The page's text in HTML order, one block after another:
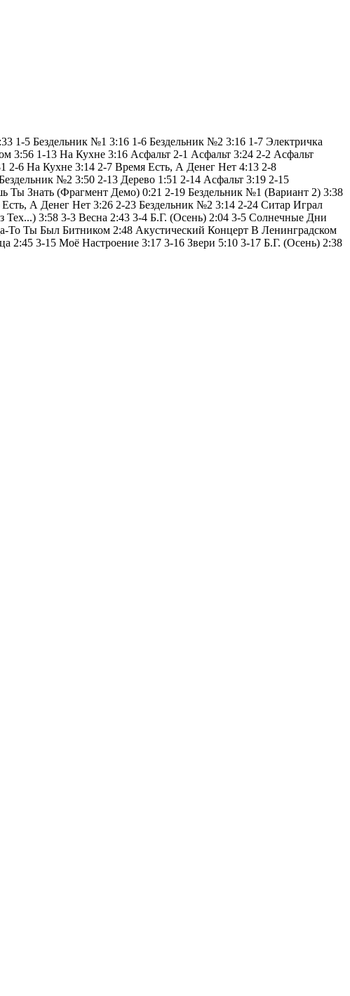
5 Бездельник №1 3:16 1-6 Бездельник №2 3:16 1-7 Электричка
3:56 1-13 На Кухне 3:16 Асфальт 2-1 Асфальт 3:24 2-2 Асфальт
2-6 На Кухне 3:14 2-7 Время Есть, А Денег Нет 4:13 2-8
№2 3:50 2-13 Дерево 1:51 2-14 Асфальт 3:19 2-15
Ты Знать (Фрагмент Демо) 0:21 2-19 Бездельник №1 (Вариант 2) 3:38
А Денег Нет 3:26 2-23 Бездельник №2 3:14 2-24 Ситар Играл
3:58 3-3 Весна 2:43 3-4 Б.Г. (Осень) 2:04 3-5 Солнечные Дни
Ты Был Битником 2:48 Акустический Концерт В Ленинградском
3-15 Моё Настроение 3:17 3-16 Звери 5:10 3-17 Б.Г. (Осень) 2:38